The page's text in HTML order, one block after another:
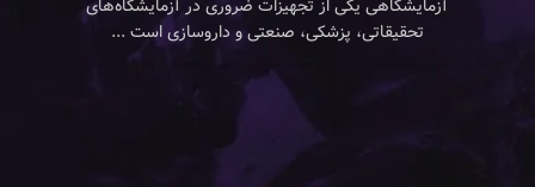
آزمایشگاهی یکی از تجهیزات ضروری در آزمایشگاه‌های
تحقیقاتی، پزشکی، صنعتی و داروسازی است ...